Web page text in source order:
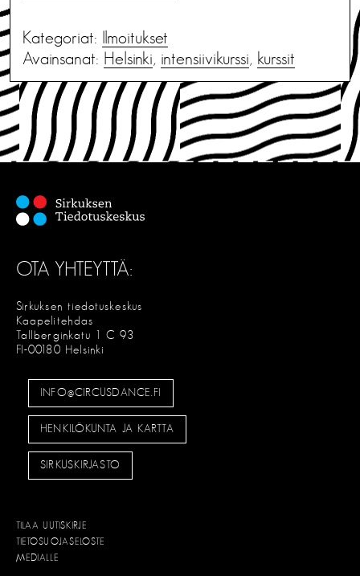
Kategoriat: Ilmoitukset
Avainsanat: Helsinki, intensiivikurssi, kurssit
OTA YHTEYTTÄ:
Sirkuksen tiedotuskeskus
Kaapelitehdas
Tallberginkatu 1 C 93
FI-00180 Helsinki
INFO@CIRCUSDANCE.FI
HENKILÖKUNTA JA KARTTA
SIRKUSKIRJASTO
TILAA UUTISKIRJE
TIETOSUOJASELOSTE
MEDIALLE